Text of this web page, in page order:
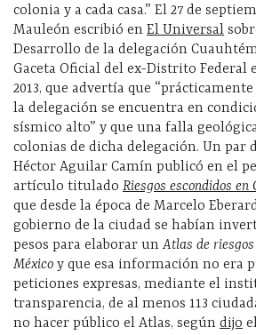
colonia y a cada casa.” El 27 de
Mauleón escribió en El Universal
Desarrollo de la delegación
Gaceta Oficial del ex-Distrito Federal
2013, que advertía que
la delegación se encuentra en
sísmico alto” y que una falla
colonias de dicha delegación. Un par
Héctor Aguilar Camín publicó en el
artículo titulado Riesgos escondidos en
que desde la época de Marcelo
gobierno de la ciudad se habían
pesos para elaborar unAtlas de
México y que esa información no era
peticiones expresas, mediante el
transparencia, de al menos 113
no hacer público el Atlas, según dijo